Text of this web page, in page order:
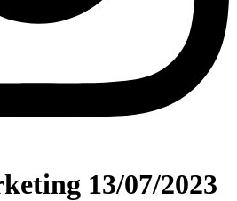
13/07/2023